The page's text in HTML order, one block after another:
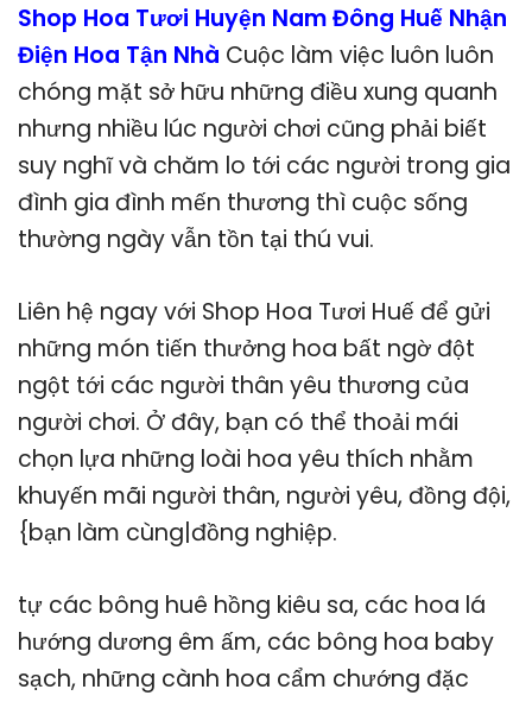
Shop Hoa Tươi Huyện Nam Đông Huế Nhận
Điện Hoa Tận Nhà Cuộc làm việc luôn luôn
chóng mặt sở hữu những điều xung quanh
nhưng nhiều lúc người chơi cũng phải biết
suy nghĩ và chăm lo tới các người trong gia
đình gia đình mến thương thì cuộc sống
thường ngày vẫn tồn tại thú vui.
Liên hệ ngay với Shop Hoa Tươi Huế để gửi
những món tiến thưởng hoa bất ngờ đột
ngột tới các người thân yêu thương của
người chơi. Ở đây, bạn có thể thoải mái
chọn lựa những loài hoa yêu thích nhằm
khuyến mãi người thân, người yêu, đồng đội,
{bạn làm cùng|đồng nghiệp.
tự các bông huê hồng kiêu sa, các hoa lá
hướng dương êm ấm, các bông hoa baby
sạch, những cành hoa cẩm chướng đặc